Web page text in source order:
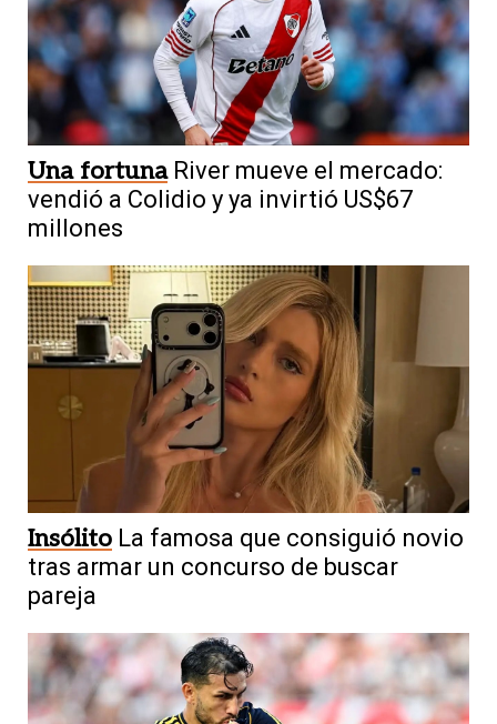
Una fortuna River mueve el mercado:
vendió a Colidio y ya invirtió US$67
millones
Insólito La famosa que consiguió novio
tras armar un concurso de buscar
pareja